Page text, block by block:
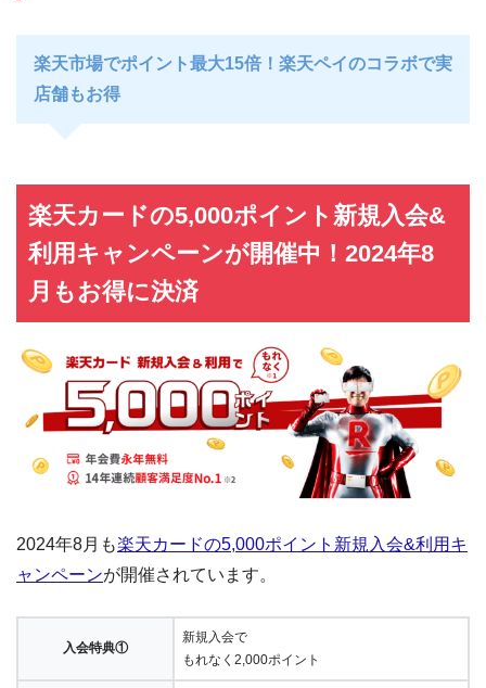
楽天市場でポイント最大15倍！楽天ペイのコラボで実
店舗もお得
楽天カードの5,000ポイント新規入会&
利用キャンペーンが開催中！2024年8
月もお得に決済
2024年8月も楽天カードの5,000ポイント新規入会&利用キ
ャンペーンが開催されています。
入会特典①
新規入会で
もれなく2,000ポイント